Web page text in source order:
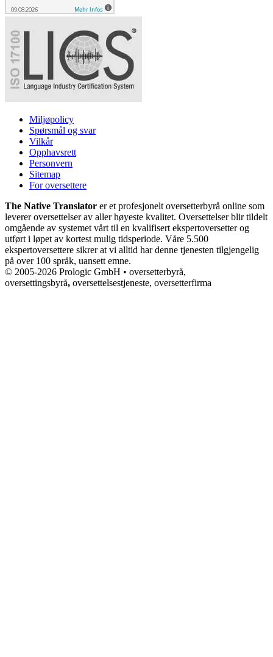
Miljøpolicy
Spørsmål og svar
Vilkår
Opphavsrett
Personvern
Sitemap
For oversettere
The Native Translator er et profesjonelt oversetterbyrå online som
leverer oversettelser av aller høyeste kvalitet. Oversettelser blir tildelt
omgående av systemet vårt til en kvalifisert ekspertoversetter og
utført i løpet av kortest mulig tidsperiode. Våre 5.500
ekspertoversettere sikrer at vi alltid har denne tjenesten tilgjengelig
på over 100 språk, uansett emne.
© 2005-2026 Prologic GmbH • oversetterbyrå,
oversettingsbyrå, oversettelsestjeneste, oversetterfirma